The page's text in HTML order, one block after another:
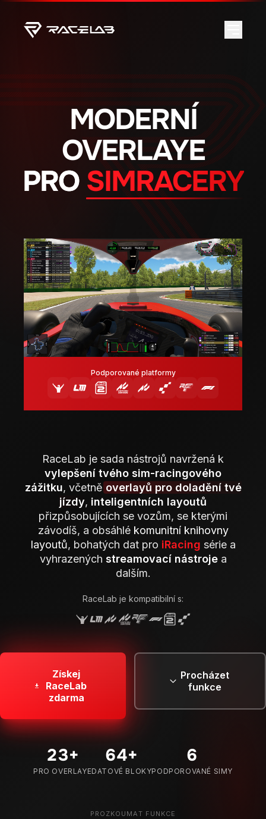
MODERNÍ
OVERLAYE
PRO SIMRACERY
Podporované platformy
RaceLab je sada nástrojů navržená k
vylepšení tvého sim-racingového
zážitku, včetně overlayů pro doladění tvé
jízdy, inteligentních layoutů
přizpůsobujících se vozům, se kterými
závodíš, a obsáhlé komunitní knihovny
layoutů, bohatých dat pro iRacing série a
vyhrazených streamovací nástrojea
dalším.
RaceLab je kompatibilní s:
Získej
RaceLab
zdarma
Procházet
funkce
29+
PRO OVERLAYE
80+
DATOVÉ BLOKY
7
PODPOROVANÉ SIMY
PROZKOUMAT FUNKCE